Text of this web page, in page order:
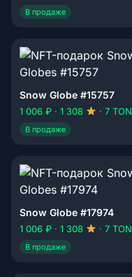
В продаже
Snow Globe #15757
1 006 ₽ · 1 308 · 7 TON
В продаже
Snow Globe #17974
1 006 ₽ · 1 308 · 7 TON
В продаже